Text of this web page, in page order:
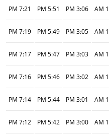
3:06 PM
5:51 PM
7:21 PM
3:05 PM
5:49 PM
7:19 PM
3:03 PM
5:47 PM
7:17 PM
3:02 PM
5:46 PM
7:16 PM
3:01 PM
5:44 PM
7:14 PM
3:00 PM
5:42 PM
7:12 PM